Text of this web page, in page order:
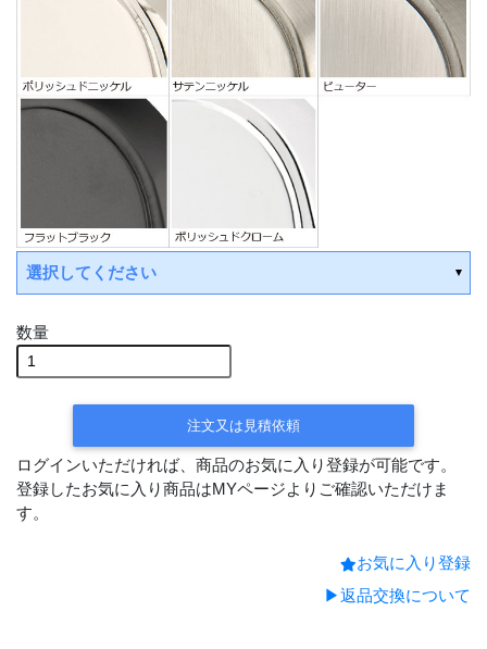
選択してください
数量
注文又は見積依頼
ログインいただければ、商品のお気に入り登録が可能です。
登録したお気に入り商品はMYページよりご確認いただけま
す。
お気に入り登録
▶返品交換について